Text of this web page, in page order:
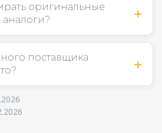
оригинальные
аналоги?
поставщика